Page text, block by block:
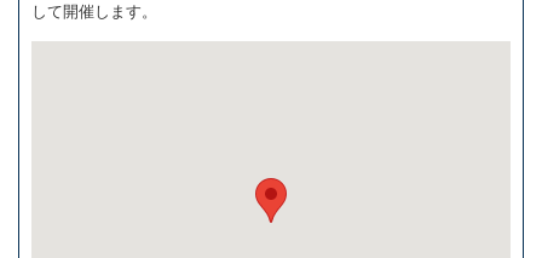
して開催します。